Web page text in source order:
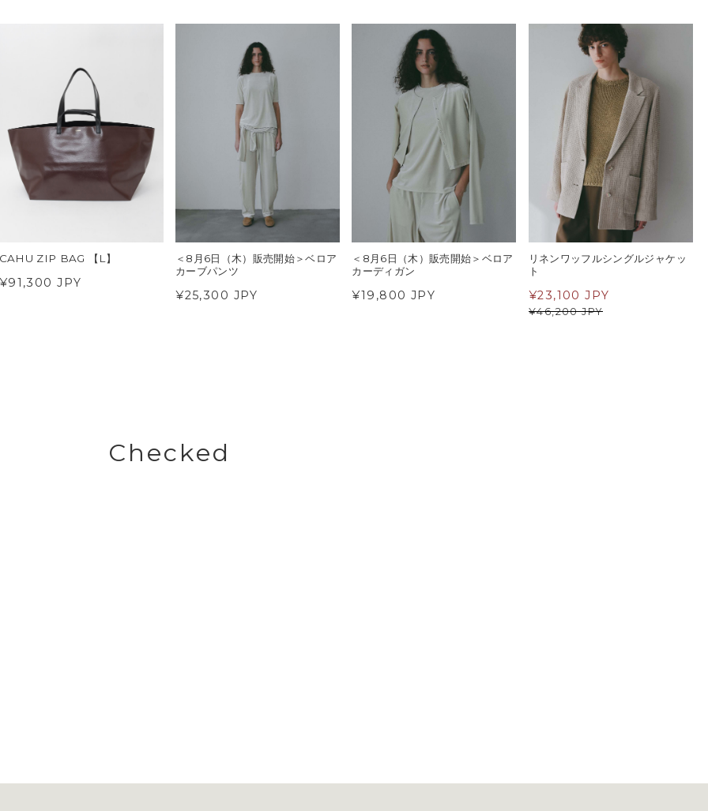
ZIP BAG 【L】
JPY
＜8月6日（木）販売開始＞ベロア
カーブパンツ
¥25,300 JPY
＜8月6日（木）販売開始＞ベロア
カーディガン
¥19,800 JPY
リネンワッフルシングルジャケッ
ト
¥46,200 JPY
¥23,100 JPY
Checked